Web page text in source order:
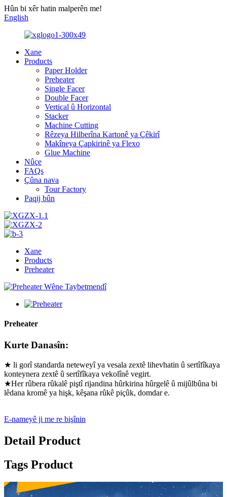
Hûn bi xêr hatin malperên me!
English
Xane
Products
Paper Holder
Preheater
Single Facer
Double Facer
Vertical û Horizontal
Stacker
Machine Cutting
Rêzeya Hilberîna Kartonê ya Çêkirî
Makîneya Çapkirinê ya Flexo
Glue Machine
Nûçe
FAQs
Çûna nava
Tour Factory
Paqij bûn
Xane
Products
Preheater
Preheater
Kurte Danasîn:
★ li gorî standarda neteweyî ya vesala zextê lihevhatin û sertîfîkaya
konteynera zextê û sertîfîkaya vekolînê vegirt.
★Her rûbera rûkalê piştî rijandina hûrkirina hûrgelê û mijûlbûna bi
lêdana kromê ya hişk, kêşana rûkê piçûk, domdar e.
E-nameyê ji me re bişînin
Detail Product
Tags Product